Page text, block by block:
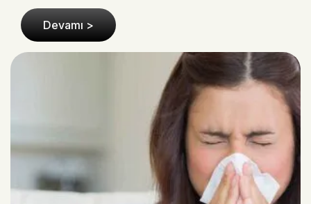
Devamı >